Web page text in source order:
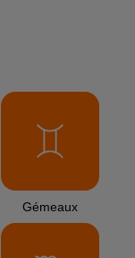
à la plus...
: une première
au cœur...